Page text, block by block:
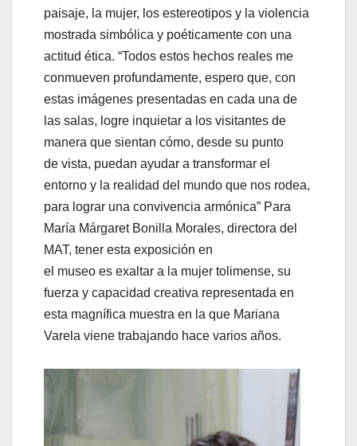
paisaje, la mujer, los estereotipos y la violencia
mostrada simbólica y poéticamente con una
actitud ética. “Todos estos hechos reales me
conmueven profundamente, espero que, con
estas imágenes presentadas en cada una de
las salas, logre inquietar a los visitantes de
manera que sientan cómo, desde su punto
de vista, puedan ayudar a transformar el
entorno y la realidad del mundo que nos rodea,
para lograr una convivencia armónica” Para
María Márgaret Bonilla Morales, directora del
MAT, tener esta exposición en
el museo es exaltar a la mujer tolimense, su
fuerza y capacidad creativa representada en
esta magnífica muestra en la que Mariana
Varela viene trabajando hace varios años.